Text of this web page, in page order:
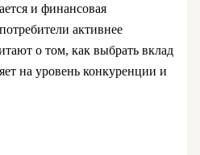
и финансовая
активнее
о том, как выбрать вклад
на уровень конкуренции и